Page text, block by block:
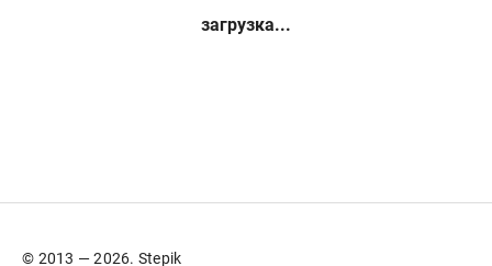
загрузка...
© 2013 — 2026. Stepik